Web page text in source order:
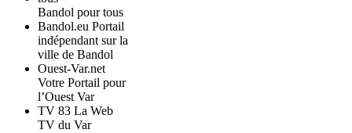
Bandol pour tous
Bandol.eu Portail
indépendant sur la
ville de Bandol
Ouest-Var.net
Votre Portail pour
l’Ouest Var
TV 83 La Web
TV du Var